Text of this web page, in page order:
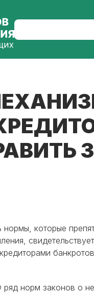
которые
норм законов о